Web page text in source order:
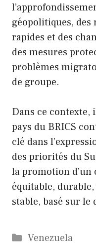
géopolitiques, des
rapides et des
des mesures
problèmes
de groupe.
Dans ce contexte,
pays du BRICS
clé dans
des priorités du
la promotion
équitable,
stable, basé sur
Catégories
Venezuela